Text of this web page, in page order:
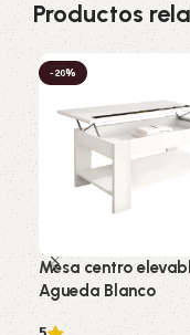
Productos
-20%
Mesa centro
Agueda Blanco